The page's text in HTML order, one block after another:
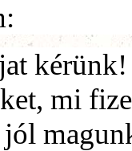
mi